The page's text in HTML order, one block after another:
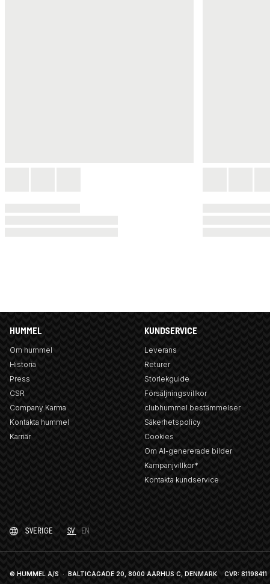
HUMMEL
Om hummel
Historia
Press
CSR
Company Karma
Kontakta hummel
Karriär
KUNDSERVICE
Leverans
Returer
Storlekguide
Försäljningsvillkor
clubhummel bestämmelser
Säkerhetspolicy
Cookies
Om AI-genererade bilder
Kampanjvillkor*
Kontakta kundservice
SVERIGE SV EN
© HUMMEL A/S · BALTICAGADE 20, 8000 AARHUS C, DENMARK CVR: 81198411